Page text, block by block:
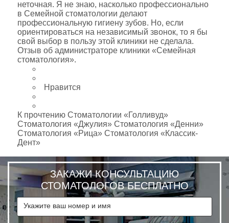
неточная. Я не знаю, насколько профессионально
в Семейной стоматологии делают
профессиональную гигиену зубов. Но, если
ориентироваться на независимый звонок, то я бы
свой выбор в пользу этой клиники не сделала.
Отзыв об администраторе клиники «Семейная
стоматология».
Нравится
К прочтению Cтоматологии «Голливуд»
Стоматология «Джулия» Стоматология «Денни»
Стоматология «Рица» Стоматология «Классик-
Дент»
ЗАКАЖИ КОНСУЛЬТАЦИЮ
СТОМАТОЛОГОВ БЕСПЛАТНО